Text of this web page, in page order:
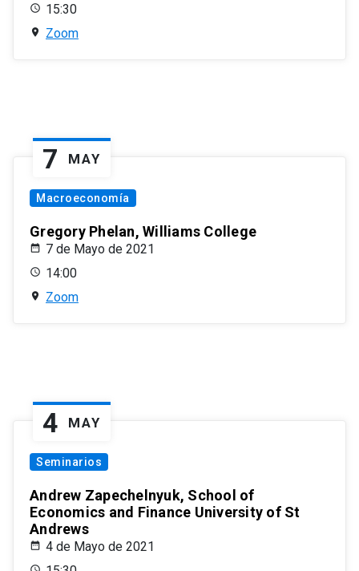
15:30
Zoom
7 MAY
Macroeconomía
Gregory Phelan, Williams College
7 de Mayo de 2021
14:00
Zoom
4 MAY
Seminarios
Andrew Zapechelnyuk, School of
Economics and Finance University of St
Andrews
4 de Mayo de 2021